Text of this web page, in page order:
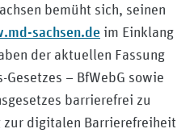
bemüht sich, seinen
sachsen.deim Einklang
der aktuellen Fassung
– BfWebG sowie
barrierefrei zu
zur digitalen Barrierefreiheit